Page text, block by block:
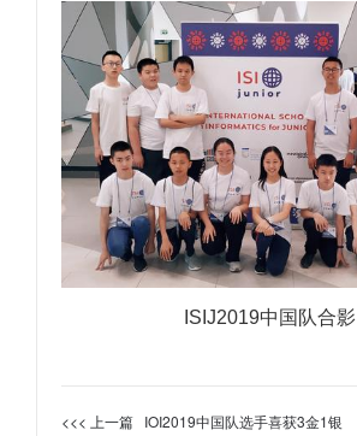
ISIJ2019中国队合影
<<< 上一篇 IOI2019中国队选手喜获3金1银